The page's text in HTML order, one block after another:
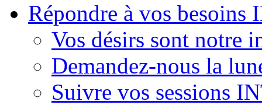
Répondre à vos besoins
Vos désirs sont notre
Demandez-nous la
Suivre vos sessions